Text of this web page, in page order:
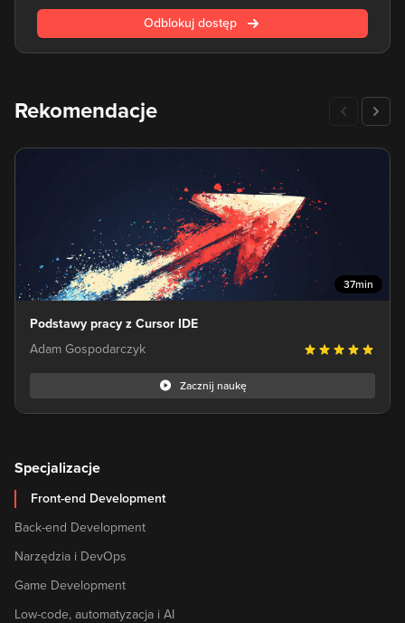
nawet na animacje poszczególnych elementów.
niezbędne narzędzie w arsenale każdego developera,
zarówno profesjonalnego, jak i dopiero zaczynającego
Odblokuj dostęp
Rekomendacje
37min
Podstawy pracy z Cursor IDE
Adam Gospodarczyk
Zacznij naukę
Specjalizacje
Front-end Development
Back-end Development
Narzędzia i DevOps
Game Development
Low-code, automatyzacja i AI